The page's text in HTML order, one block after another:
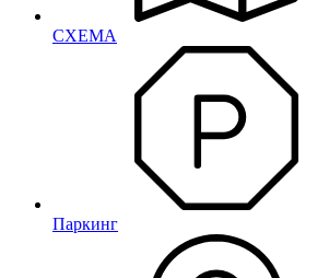
СХЕМА
Паркинг